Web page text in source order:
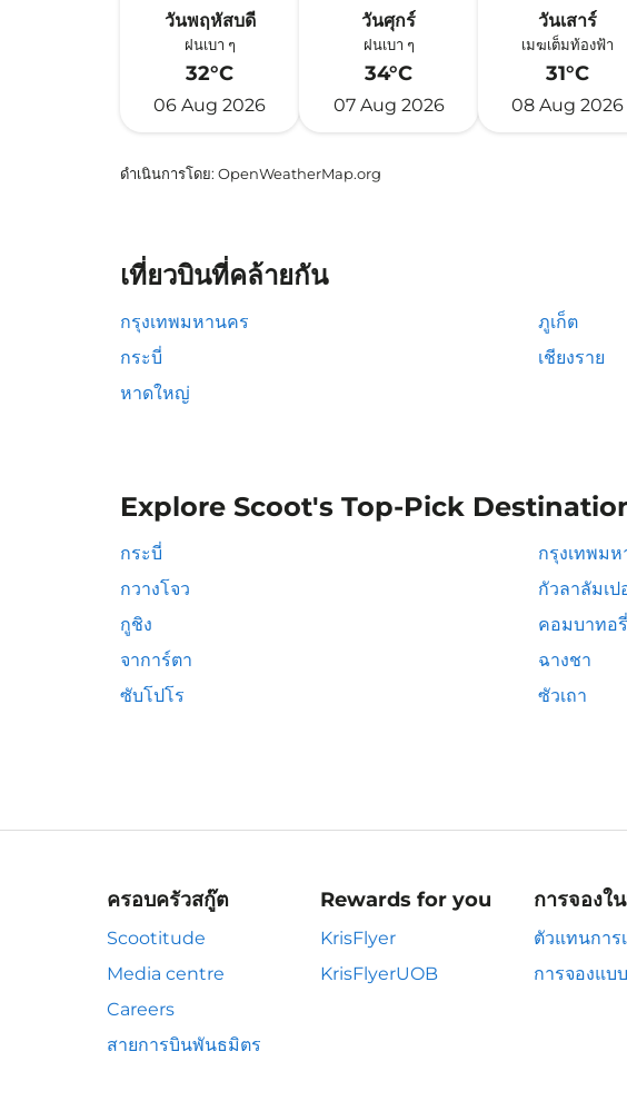
วันพฤหัสบดี
ฝนเบา ๆ
32°C
06 Aug 2026
วันศุกร์
ฝนเบา ๆ
34°C
07 Aug 2026
วันเสาร์
เมฆเต็มท้องฟ้า
31°C
08 Aug 2026
ดำเนินการโดย: OpenWeatherMap.org
เที่ยวบินที่คล้ายกัน
กรุงเทพมหานคร ภูเก็ต
กระบี่
เชียงราย
หาดใหญ่
Explore Scoot's Top-Pick
กระบี่ กรุงเทพม
กวางโจว
กัวลาลัมเป
กูชิง
คอมบาทอรี่
จาการ์ตา
ฉางชา
ซับโปโร
ซัวเถา
ครอบครัวสกู๊ต
Scootitude
Media centre
Careers
สายการบินพันธมิตร
Rewards for you
KrisFlyer
KrisFlyerUOB
การจองใ
ตัวแทนการ
การจองแบ